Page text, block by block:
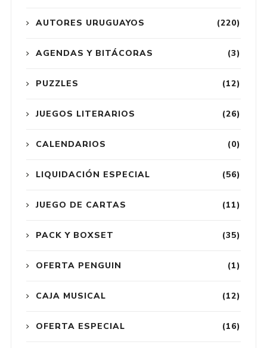
(220)
AUTORES URUGUAYOS
(3)
AGENDAS Y BITÁCORAS
(12)
PUZZLES
(26)
JUEGOS LITERARIOS
(0)
CALENDARIOS
(56)
LIQUIDACIÓN ESPECIAL
(11)
JUEGO DE CARTAS
(35)
PACK Y BOXSET
(1)
OFERTA PENGUIN
(12)
CAJA MUSICAL
(16)
OFERTA ESPECIAL